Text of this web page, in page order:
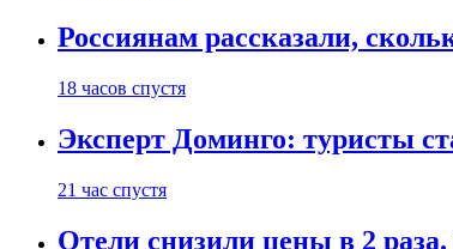
Россиянам рассказали,
18 часов спустя
Эксперт Доминго: туристы
21 час спустя
Отели снизили цены в 2